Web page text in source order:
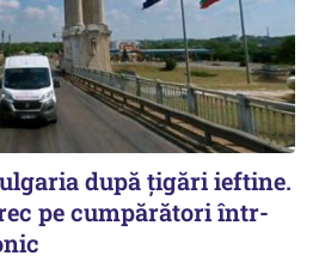
după țigări ieftine.
pe cumpărători într-